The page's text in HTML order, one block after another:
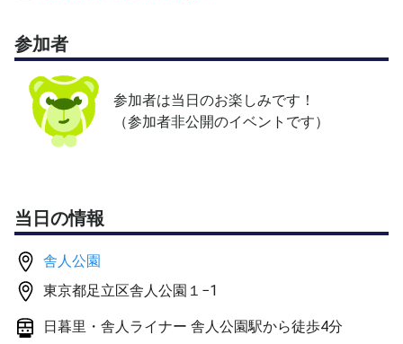
参加者
参加者は当日のお楽しみです！
（参加者非公開のイベントです）
当日の情報
舎人公園
東京都足立区舎人公園１−1
日暮里・舎人ライナー 舎人公園駅から徒歩4分